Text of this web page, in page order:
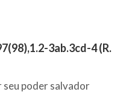
3ab.3cd-4 (R.
seu poder salvador